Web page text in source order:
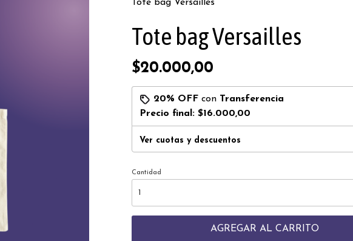
Tote bag Versailles
Tote bag Versailles
$20.000,00
20% OFF con Transferencia
Precio final: $16.000,00
Ver cuotas y descuentos
Cantidad
AGREGAR AL CARRITO